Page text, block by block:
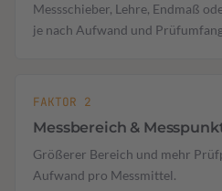
Messschieber, Lehre, Endmaß
je nach Aufwand und
FAKTOR 2
Messbereich &
Größerer Bereich und mehr
Aufwand pro Messmittel.